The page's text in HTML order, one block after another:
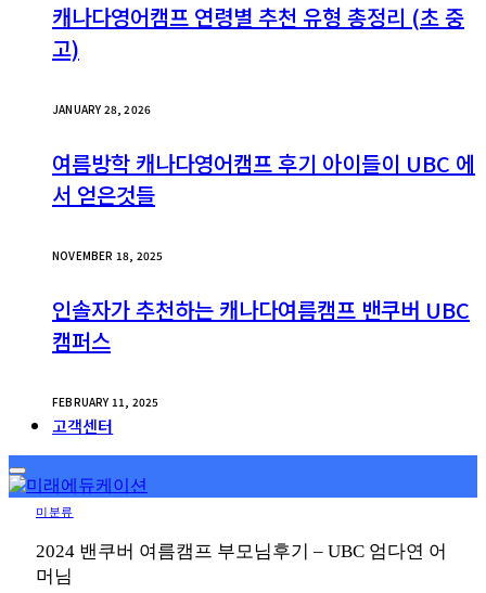
캐나다영어캠프 연령별 추천 유형 총정리 (초 중
고)
JANUARY 28, 2026
여름방학 캐나다영어캠프 후기 아이들이 UBC 에
서 얻은것들
NOVEMBER 18, 2025
인솔자가 추천하는 캐나다여름캠프 밴쿠버 UBC
캠퍼스
FEBRUARY 11, 2025
고객센터
미분류
2024 밴쿠버 여름캠프 부모님후기 – UBC 엄다연 어
머님